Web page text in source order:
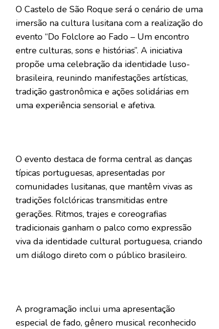
O Castelo de São Roque será o cenário de uma
imersão na cultura lusitana com a realização do
evento “Do Folclore ao Fado – Um encontro
entre culturas, sons e histórias”. A iniciativa
propõe uma celebração da identidade luso-
brasileira, reunindo manifestações artísticas,
tradição gastronômica e ações solidárias em
uma experiência sensorial e afetiva.
O evento destaca de forma central as danças
típicas portuguesas, apresentadas por
comunidades lusitanas, que mantêm vivas as
tradições folclóricas transmitidas entre
gerações. Ritmos, trajes e coreografias
tradicionais ganham o palco como expressão
viva da identidade cultural portuguesa, criando
um diálogo direto com o público brasileiro.
A programação inclui uma apresentação
especial de fado, gênero musical reconhecido